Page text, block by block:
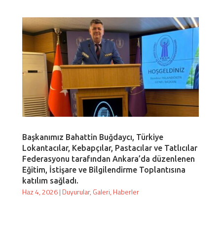
Başkanımız Bahattin Buğdaycı, Türkiye
Lokantacılar, Kebapçılar, Pastacılar ve Tatlıcılar
Federasyonu tarafından Ankara’da düzenlenen
Eğitim, İstişare ve Bilgilendirme Toplantısına
katılım sağladı.
Haz 4, 2026| Duyurular, Galeri, Haberler